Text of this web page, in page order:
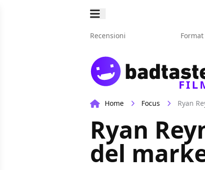
Recensioni
Home Focus Ryan
Ryan
del